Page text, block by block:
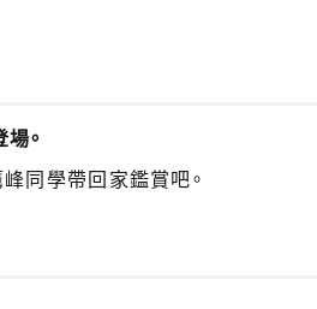
。
同學帶回家鑑賞吧。